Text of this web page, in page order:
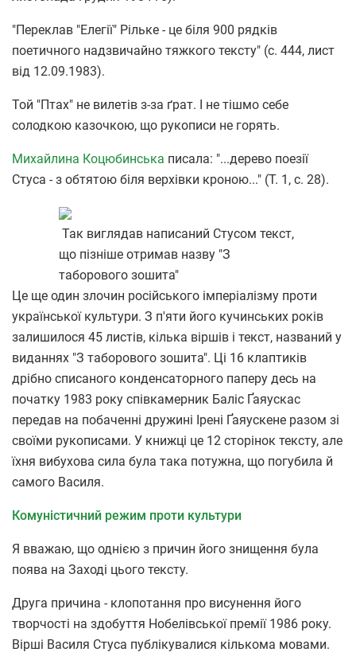
"Переклав "Елегії" Рільке - це біля 900 рядків
поетичного надзвичайно тяжкого тексту" (с. 444, лист
від 12.09.1983).
Той "Птах" не вилетів з-за ґрат. І не тішмо себе
солодкою казочкою, що рукописи не горять.
Михайлина Коцюбинська писала: "...дерево поезії
Стуса - з обтятою біля верхівки кроною..." (Т. 1, с. 28).
Так виглядав написаний Стусом текст,
що пізніше отримав назву "З
таборового зошита"
Це ще один злочин російського імперіалізму проти
української культури. З п'яти його кучинських років
залишилося 45 листів, кілька віршів і текст, названий у
виданнях "З таборового зошита". Ці 16 клаптиків
дрібно списаного конденсаторного паперу десь на
початку 1983 року співкамерник Баліс Ґаяускас
передав на побаченні дружині Ірені Ґаяускене разом зі
своїми рукописами. У книжці це 12 сторінок тексту, але
їхня вибухова сила була така потужна, що погубила й
самого Василя.
Комуністичний режим проти культури
Я вважаю, що однією з причин його знищення була
поява на Заході цього тексту.
Друга причина - клопотання про висунення його
творчості на здобуття Нобелівської премії 1986 року.
Вірші Василя Стуса публікувалися кількома мовами.